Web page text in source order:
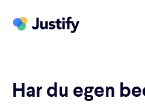
Har du egen